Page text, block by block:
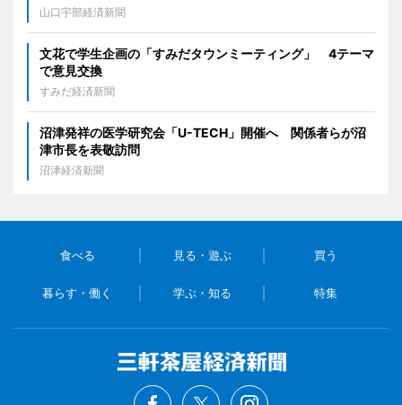
山口宇部経済新聞
文花で学生企画の「すみだタウンミーティング」 4テーマ
で意見交換
すみだ経済新聞
沼津発祥の医学研究会「U-TECH」開催へ 関係者らが沼
津市長を表敬訪問
沼津経済新聞
食べる 見る・遊ぶ 買う
暮らす・働く 学ぶ・知る 特集